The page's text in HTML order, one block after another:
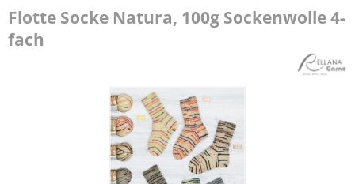
Flotte Socke Natura, 100g Sockenwolle 4-
fach